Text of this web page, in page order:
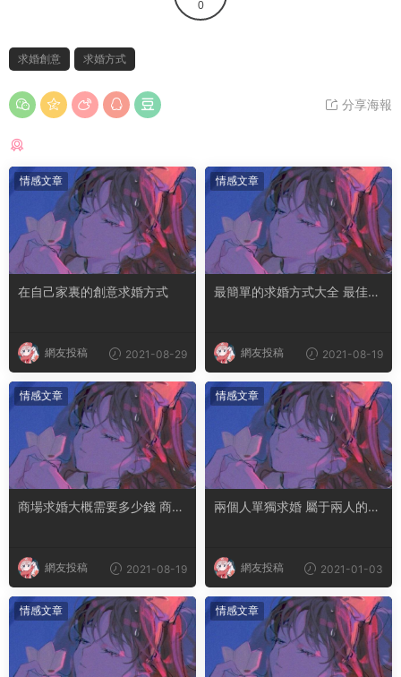
0
求婚創意 求婚方式
分享海報
情感文章
在自己家裏的創意求婚方式
網友投稿 2021-08-29
情感文章
最簡單的求婚方式大全 最佳十
網友投稿 2021-08-19
情感文章
商場求婚大概需要多少錢 商場
網友投稿 2021-08-19
情感文章
兩個人單獨求婚 屬于兩人的低
網友投稿 2021-01-03
情感文章 情感文章